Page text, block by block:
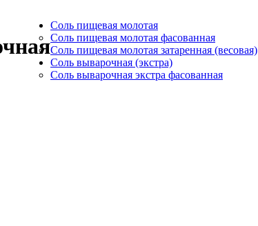
Соль пищевая молотая
Соль пищевая молотая фасованная
Соль пищевая молотая затаренная (весовая)
Соль выварочная (экстра)
Соль выварочная экстра фасованная